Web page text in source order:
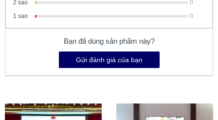
2 sao
0
1 sao
0
Bạn đã dùng sản phẩm này?
Gửi đánh giá của bạn